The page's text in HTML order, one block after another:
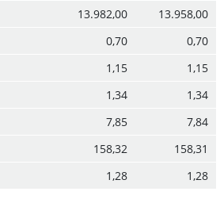
13.982,00
13.958,00
0,70
0,70
1,15
1,15
1,34
1,34
7,85
7,84
158,32
158,31
1,28 1,28